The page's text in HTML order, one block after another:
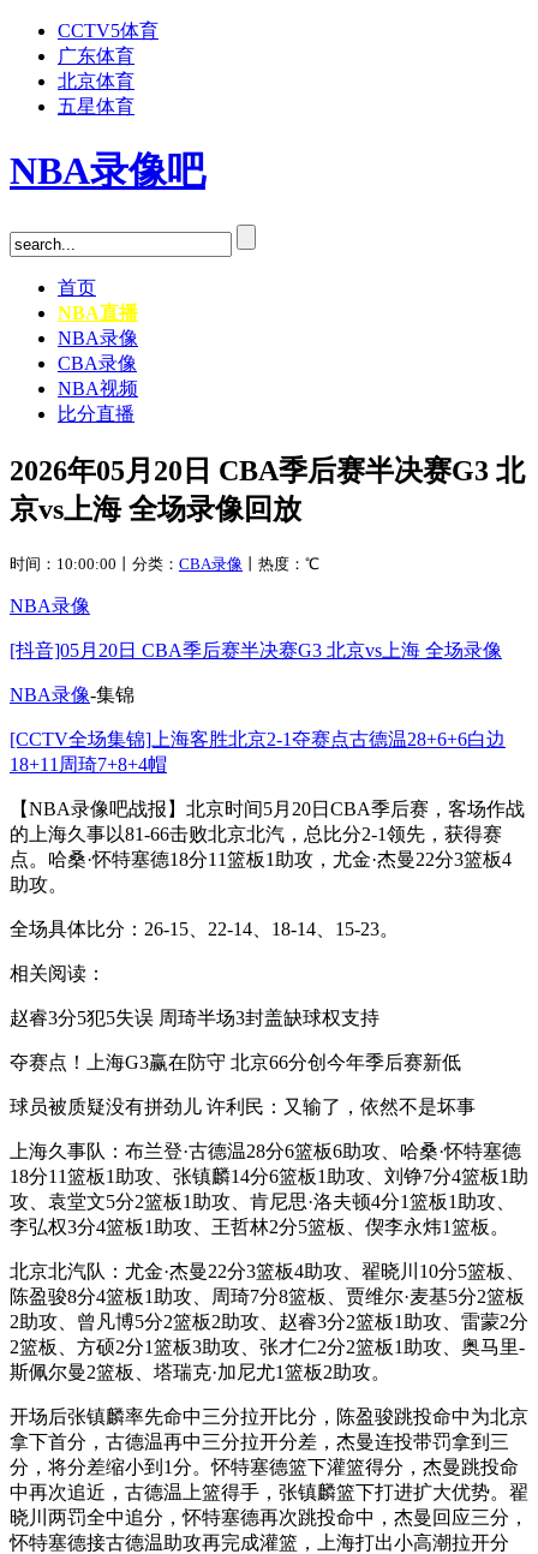
CCTV5体育
广东体育
北京体育
五星体育
NBA录像吧
首页
NBA直播
NBA录像
CBA录像
NBA视频
比分直播
2026年05月20日 CBA季后赛半决赛G3 北
京vs上海 全场录像回放
时间：10:00:00丨分类： CBA录像 丨热度： ℃
NBA录像
[抖音]05月20日 CBA季后赛半决赛G3 北京vs上海 全场录像
NBA录像-集锦
[CCTV全场集锦]上海客胜北京2-1夺赛点古德温28+6+6白边
18+11周琦7+8+4帽
【NBA录像吧战报】北京时间5月20日CBA季后赛，客场作战
的上海久事以81-66击败北京北汽，总比分2-1领先，获得赛
点。哈桑·怀特塞德18分11篮板1助攻，尤金·杰曼22分3篮板4
助攻。
全场具体比分：26-15、22-14、18-14、15-23。
相关阅读：
赵睿3分5犯5失误 周琦半场3封盖缺球权支持
夺赛点！上海G3赢在防守 北京66分创今年季后赛新低
球员被质疑没有拼劲儿 许利民：又输了，依然不是坏事
上海久事队：布兰登·古德温28分6篮板6助攻、哈桑·怀特塞德
18分11篮板1助攻、张镇麟14分6篮板1助攻、刘铮7分4篮板1助
攻、袁堂文5分2篮板1助攻、肯尼思·洛夫顿4分1篮板1助攻、
李弘权3分4篮板1助攻、王哲林2分5篮板、偰李永炜1篮板。
北京北汽队：尤金·杰曼22分3篮板4助攻、翟晓川10分5篮板、
陈盈骏8分4篮板1助攻、周琦7分8篮板、贾维尔·麦基5分2篮板
2助攻、曾凡博5分2篮板2助攻、赵睿3分2篮板1助攻、雷蒙2分
2篮板、方硕2分1篮板3助攻、张才仁2分2篮板1助攻、奥马里-
斯佩尔曼2篮板、塔瑞克·加尼尤1篮板2助攻。
开场后张镇麟率先命中三分拉开比分，陈盈骏跳投命中为北京
拿下首分，古德温再中三分拉开分差，杰曼连投带罚拿到三
分，将分差缩小到1分。怀特塞德篮下灌篮得分，杰曼跳投命
中再次追近，古德温上篮得手，张镇麟篮下打进扩大优势。翟
晓川两罚全中追分，怀特塞德再次跳投命中，杰曼回应三分，
怀特塞德接古德温助攻再完成灌篮，上海打出小高潮拉开分